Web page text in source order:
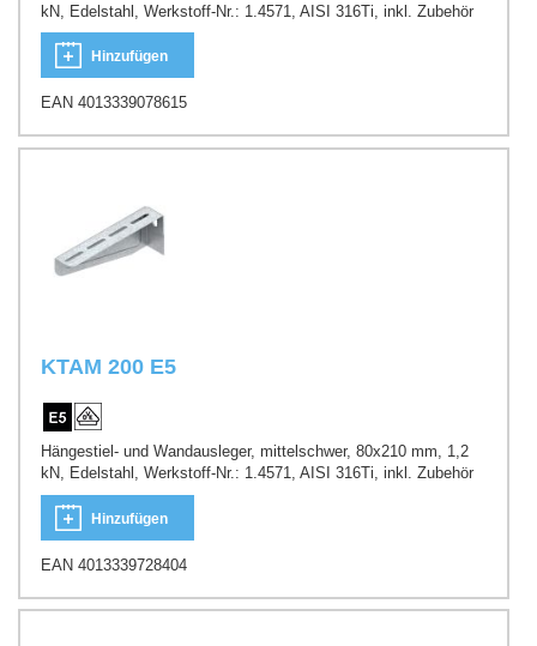
kN, Edelstahl, Werkstoff-Nr.: 1.4571, AISI 316Ti, inkl. Zubehör
Hinzufügen
EAN 4013339078615
KTAM 200 E5
Hängestiel- und Wandausleger, mittelschwer, 80x210 mm, 1,2
kN, Edelstahl, Werkstoff-Nr.: 1.4571, AISI 316Ti, inkl. Zubehör
Hinzufügen
EAN 4013339728404